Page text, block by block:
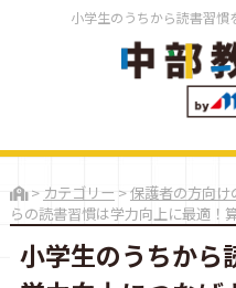
小学生のうちから読書習慣
> カテゴリー >保護者の方向け
らの読書習慣は学力向上に最適！
小学生のうちから